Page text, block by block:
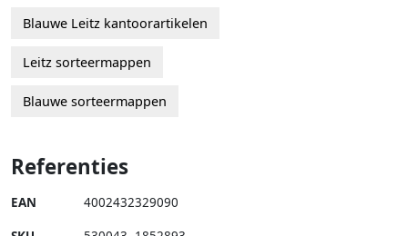
Blauwe Leitz kantoorartikelen
Leitz sorteermappen
Blauwe sorteermappen
Referenties
EAN 4002432329090